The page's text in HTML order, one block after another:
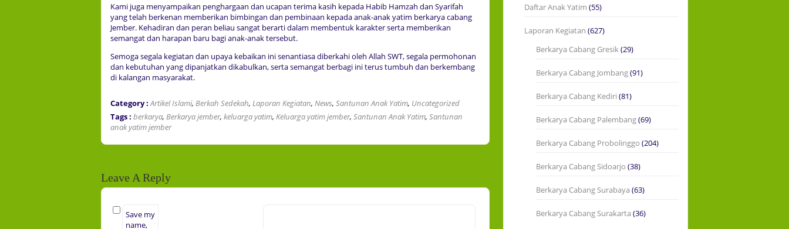
Kami juga menyampaikan penghargaan dan ucapan terima kasih kepada Habib Hamzah dan Syarifah
yang telah berkenan memberikan bimbingan dan pembinaan kepada anak-anak yatim berkarya cabang
Jember. Kehadiran dan peran beliau sangat berarti dalam membentuk karakter serta memberikan
semangat dan harapan baru bagi anak-anak tersebut.
Semoga segala kegiatan dan upaya kebaikan ini senantiasa diberkahi oleh Allah SWT, segala permohonan
dan kebutuhan yang dipanjatkan dikabulkan, serta semangat berbagi ini terus tumbuh dan berkembang
di kalangan masyarakat.
Category : Artikel Islami, Berkah Sedekah, Laporan Kegiatan, News, Santunan Anak Yatim, Uncategorized
Tags : berkarya, Berkarya jember, keluarga yatim, Keluarga yatim jember, Santunan Anak Yatim, Santunan
anak yatim jember
Leave A Reply
Save my
name,
Daftar Anak Yatim (55)
Laporan Kegiatan (627)
Berkarya Cabang Gresik(29)
Berkarya Cabang Jombang(91)
Berkarya Cabang Kediri (81)
Berkarya Cabang Palembang(69)
Berkarya Cabang Probolinggo (204)
Berkarya Cabang Sidoarjo (38)
Berkarya Cabang Surabaya (63)
Berkarya Cabang Surakarta (36)